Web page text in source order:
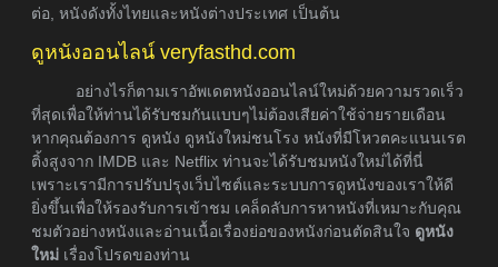
ต่อ, หนังดังทั้งไทยและหนังต่างประเทศ เป็นต้น
ดูหนังออนไลน์ veryfasthd.com
อย่างไรก็ตามเราอัพเดตหนังออนไลน์ใหม่ด้วยความรวดเร็ว
ที่สุดเพื่อให้ท่านได้รับชมกันแบบๆไม่ต้องเสียค่าใช้จ่ายรายเดือน
หากคุณต้องการ ดูหนัง ดูหนังใหม่ชนโรง หนังที่มีโหวตคะแนนเรต
ติ้งสูงจาก IMDB และ Netflix ท่านจะได้รับชมหนังใหม่ได้ที่นี่
เพราะเรามีการปรับปรุงเว็บไซต์และระบบการดูหนังของเราให้ดี
ยิ่งขึ้นเพื่อให้รองรับการเข้าชม เคล็ดลับการหาหนังที่เหมาะกับคุณ
ชมตัวอย่างหนังและอ่านเนื้อเรื่องย่อของหนังก่อนตัดสินใจ ดูหนัง
ใหม่ เรื่องโปรดของท่าน